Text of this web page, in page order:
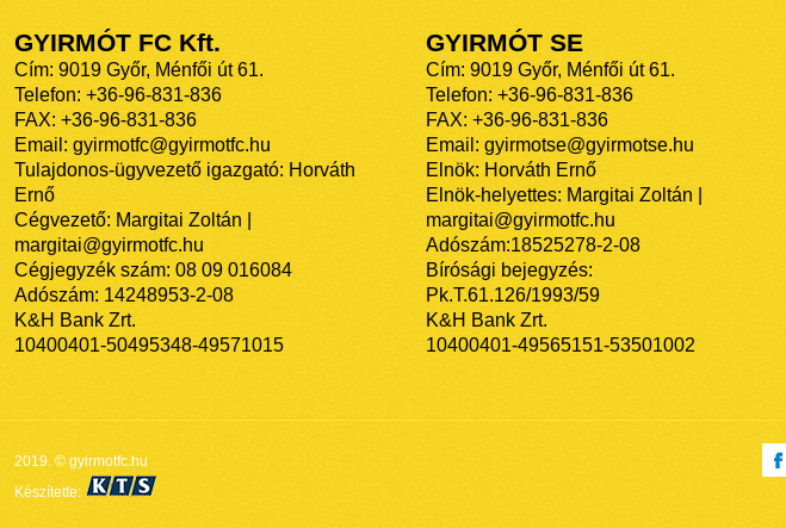
GYIRMÓT FC Kft.
Cím: 9019 Győr, Ménfői út 61.
Telefon: +36-96-831-836
FAX: +36-96-831-836
Email: gyirmotfc@gyirmotfc.hu
Tulajdonos-ügyvezető igazgató: Horváth
Ernő
Cégvezető: Margitai Zoltán |
margitai@gyirmotfc.hu
Cégjegyzék szám: 08 09 016084
Adószám: 14248953-2-08
K&H Bank Zrt.
10400401-50495348-49571015
GYIRMÓT SE
Cím: 9019 Győr, Ménfői út 61.
Telefon: +36-96-831-836
FAX: +36-96-831-836
Email: gyirmotse@gyirmotse.hu
Elnök: Horváth Ernő
Elnök-helyettes: Margitai Zoltán |
margitai@gyirmotfc.hu
Adószám:18525278-2-08
Bírósági bejegyzés:
Pk.T.61.126/1993/59
K&H Bank Zrt.
10400401-49565151-53501002
2019. © gyirmotfc.hu
Készítette: